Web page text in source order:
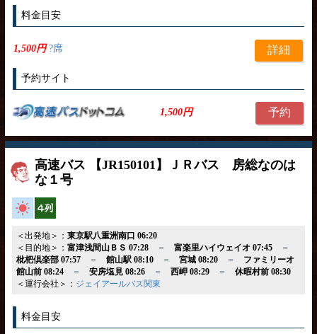
料金目安
1,500円?席 詳細
予約サイト
1,500円 予約
高速バス 【JR150101】ＪＲバス 房総なのは
な１号
高速バス
＜出発地＞： 東京駅八重洲南口 06:20
＜目的地＞： 富津浅間山ＢＳ 07:28＝ 富楽里ハイウェイオ 07:45＝
枇杷倶楽部 07:57＝ 館山駅 08:10＝ 宮城 08:20＝
ファミリーオ
館山前 08:24＝ 安房塩見 08:26＝ 西岬 08:29＝ 休暇村前 08:30
＜運行会社＞： ジェイアールバス関東
料金目安